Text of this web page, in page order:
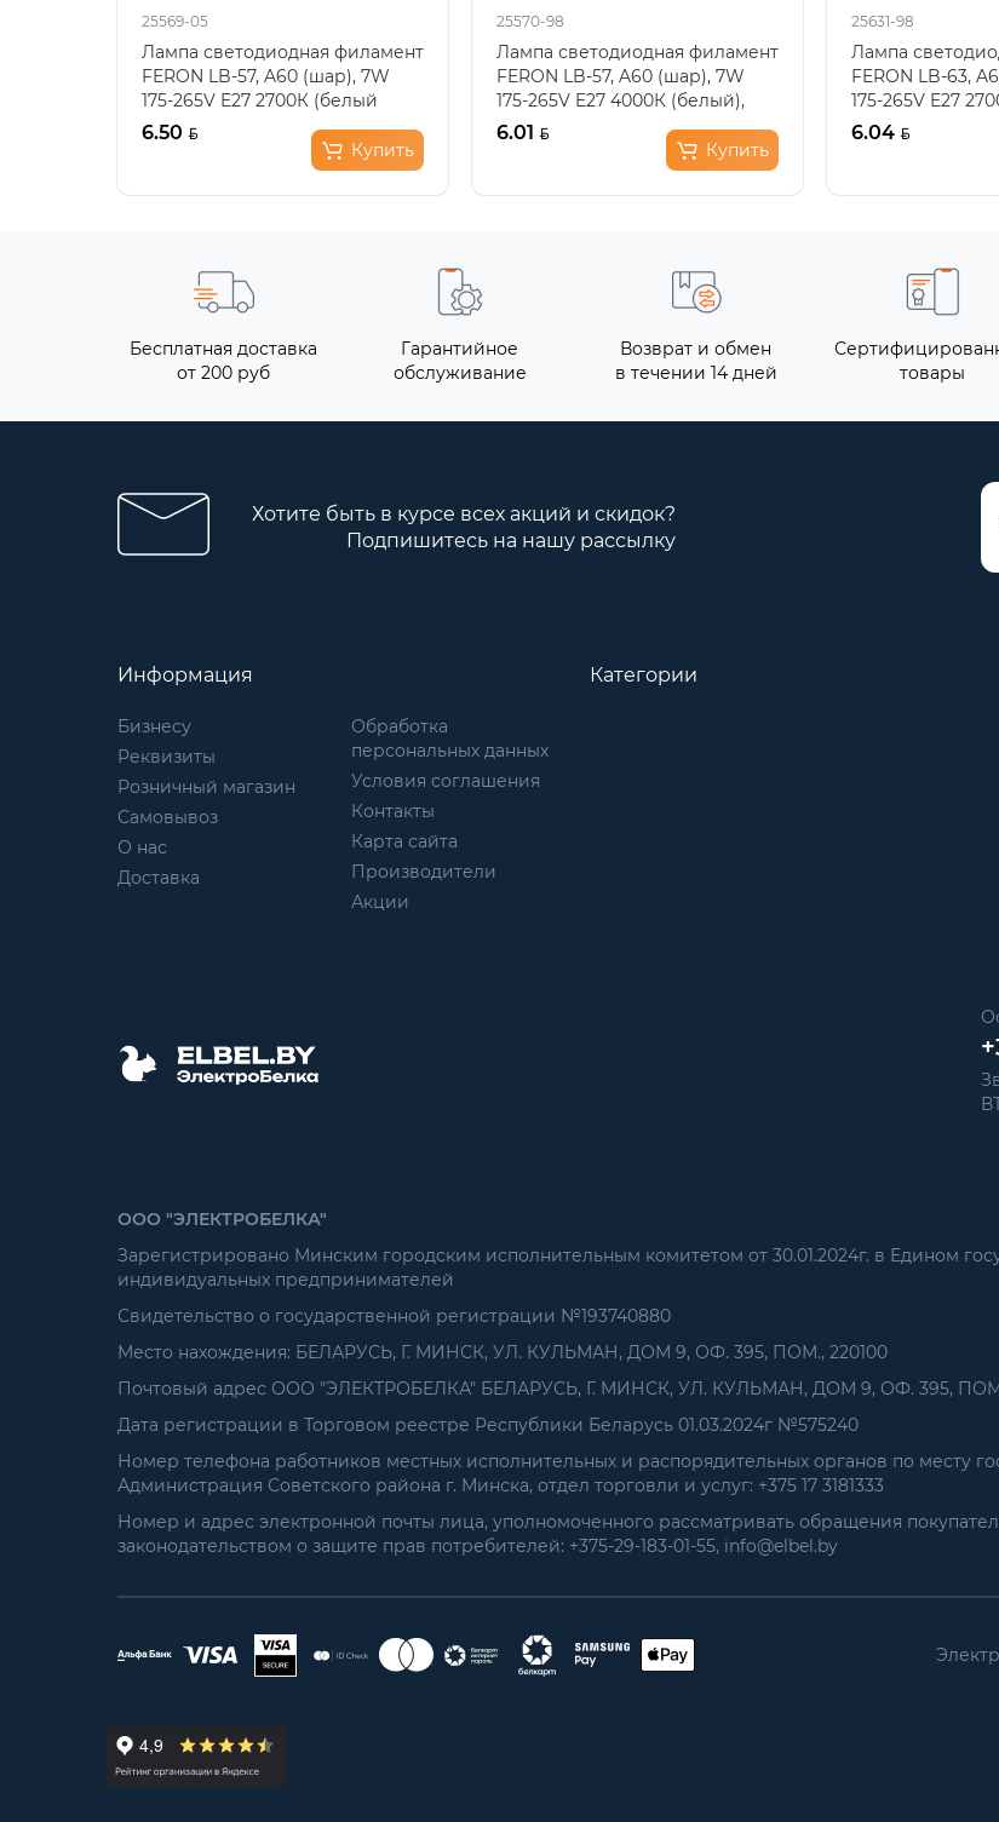
25569-05
Лампа светодиодная филамент
FERON LB-57, A60 (шар), 7W
175-265V E27 2700К (белый
теплый), рассеивате..
6.50
Купить
25570-98
Лампа светодиодная филамент
FERON LB-57, A60 (шар), 7W
175-265V E27 4000К (белый),
рассеиватель проз..
6.01
Купить
25631-98
Лампа
FERON LB-63,
175-265V E27
теплый),
6.04
Бесплатная доставка
от 200 руб
Гарантийное
обслуживание
Возврат и обмен
в течении 14 дней
товары
Хотите быть в курсе всех акций и скидок?
Подпишитесь на нашу рассылку
Информация
Бизнесу
Реквизиты
Розничный магазин
Самовывоз
О нас
Доставка
Обработка
персональных данных
Условия соглашения
Контакты
Карта сайта
Производители
Акции
Категории
ООО "ЭЛЕКТРОБЕЛКА"
Зарегистрировано Минским городским исполнительным комитетом от 30.01.2024г. в Едином
индивидуальных предпринимателей
Свидетельство о государственной регистрации №193740880
Место нахождения: БЕЛАРУСЬ, Г. МИНСК, УЛ. КУЛЬМАН, ДОМ 9, ОФ. 395, ПОМ., 220100
Почтовый адрес ООО "ЭЛЕКТРОБЕЛКА" БЕЛАРУСЬ, Г. МИНСК, УЛ. КУЛЬМАН, ДОМ 9, ОФ. 395,
Дата регистрации в Торговом реестре Республики Беларусь 01.03.2024г №575240
Номер телефона работников местных исполнительных и распорядительных органов по месту
Администрация Советского района г. Минска, отдел торговли и услуг: +375 17 3181333
Номер и адрес электронной почты лица, уполномоченного рассматривать обращения
законодательством о защите прав потребителей: +375-29-183-01-55, info@elbel.by